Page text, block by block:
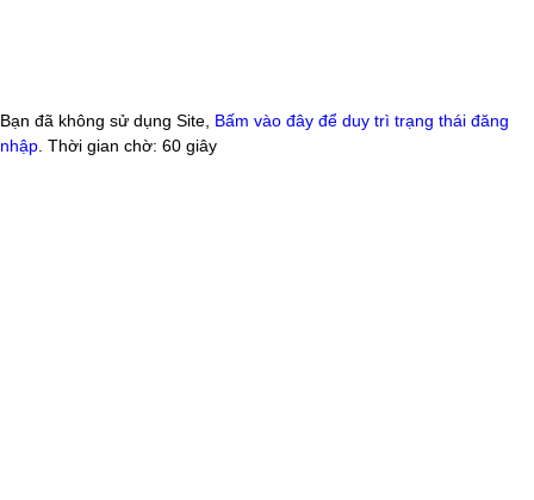
Bạn đã không sử dụng Site, Bấm vào đây để duy trì trạng thái đăng
nhập . Thời gian chờ: 60 giây